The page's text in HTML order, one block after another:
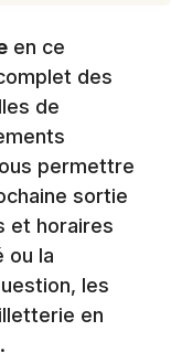
en ce
des
de
permettre
sortie
et horaires
ou la
les
en